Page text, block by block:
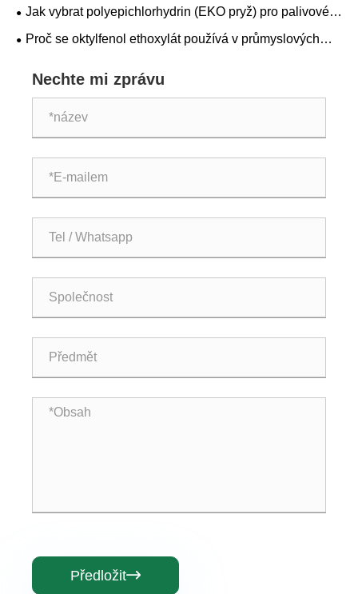
jakost, čistota a specifikace
Jak vybrat polyepichlorhydrin (EKO pryž) pro palivové
hadice a těsnění
Proč se oktylfenol ethoxylát používá v průmyslových
Nechte mi zprávu
Předložit